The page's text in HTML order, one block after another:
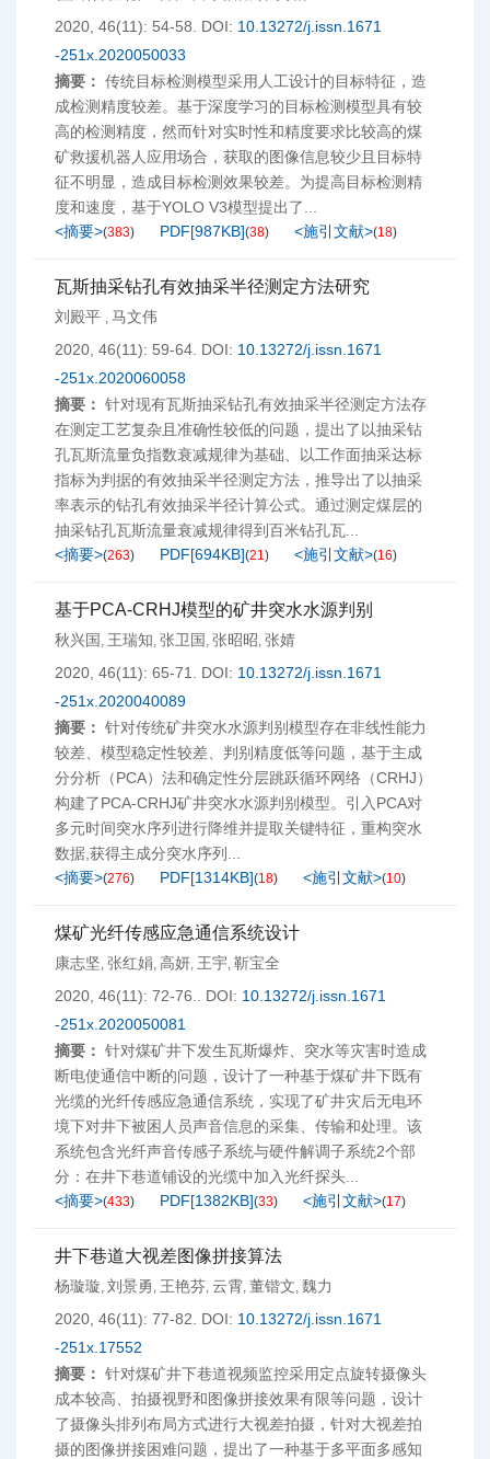
2020, 46(11): 54-58.
DOI: 10.13272/j.issn.1671
-251x.2020050033
摘要： 传统目标检测模型采用人工设计的目标特征，造
成检测精度较差。基于深度学习的目标检测模型具有较
高的检测精度，然而针对实时性和精度要求比较高的煤
矿救援机器人应用场合，获取的图像信息较少且目标特
征不明显，造成目标检测效果较差。为提高目标检测精
度和速度，基于YOLO V3模型提出了...
<摘要>(383) PDF[987KB](38) <施引文献>(18)
瓦斯抽采钻孔有效抽采半径测定方法研究
刘殿平 , 马文伟
2020, 46(11): 59-64. DOI: 10.13272/j.issn.1671
-251x.2020060058
摘要： 针对现有瓦斯抽采钻孔有效抽采半径测定方法存
在测定工艺复杂且准确性较低的问题，提出了以抽采钻
孔瓦斯流量负指数衰减规律为基础、以工作面抽采达标
指标为判据的有效抽采半径测定方法，推导出了以抽采
率表示的钻孔有效抽采半径计算公式。通过测定煤层的
抽采钻孔瓦斯流量衰减规律得到百米钻孔瓦...
<摘要>(263) PDF[694KB](21) <施引文献>(16)
基于PCA-CRHJ模型的矿井突水水源判别
秋兴国 , 王瑞知, 张卫国 , 张昭昭, 张婧
2020, 46(11): 65-71.
DOI: 10.13272/j.issn.1671
-251x.2020040089
摘要： 针对传统矿井突水水源判别模型存在非线性能力
较差、模型稳定性较差、判别精度低等问题，基于主成
分分析（PCA）法和确定性分层跳跃循环网络（CRHJ）
构建了PCA-CRHJ矿井突水水源判别模型。引入PCA对
多元时间突水序列进行降维并提取关键特征，重构突水
数据,获得主成分突水序列...
<摘要>(276) PDF[1314KB](18) <施引文献>(10)
煤矿光纤传感应急通信系统设计
康志坚, 张红娟, 高妍, 王宇, 靳宝全
2020, 46(11): 72-76..
DOI: 10.13272/j.issn.1671
-251x.2020050081
摘要： 针对煤矿井下发生瓦斯爆炸、突水等灾害时造成
断电使通信中断的问题，设计了一种基于煤矿井下既有
光缆的光纤传感应急通信系统，实现了矿井灾后无电环
境下对井下被困人员声音信息的采集、传输和处理。该
系统包含光纤声音传感子系统与硬件解调子系统2个部
分：在井下巷道铺设的光缆中加入光纤探头...
<摘要>(433) PDF[1382KB](33) <施引文献>(17)
井下巷道大视差图像拼接算法
杨璇璇, 刘景勇 , 王艳芬, 云霄, 董锴文, 魏力
2020, 46(11): 77-82.
DOI: 10.13272/j.issn.1671
-251x.17552
摘要： 针对煤矿井下巷道视频监控采用定点旋转摄像头
成本较高、拍摄视野和图像拼接效果有限等问题，设计
了摄像头排列布局方式进行大视差拍摄，针对大视差拍
摄的图像拼接困难问题，提出了一种基于多平面多感知